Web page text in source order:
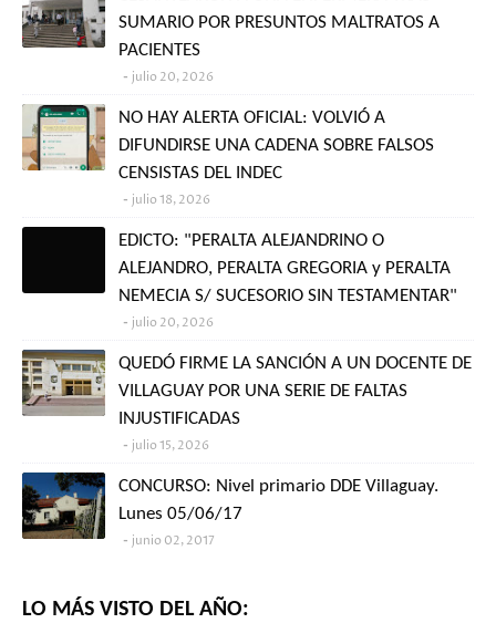
SUMARIO POR PRESUNTOS MALTRATOS A
PACIENTES
julio 20, 2026
NO HAY ALERTA OFICIAL: VOLVIÓ A
DIFUNDIRSE UNA CADENA SOBRE FALSOS
CENSISTAS DEL INDEC
julio 18, 2026
EDICTO: "PERALTA ALEJANDRINO O
ALEJANDRO, PERALTA GREGORIA y PERALTA
NEMECIA S/ SUCESORIO SIN TESTAMENTAR"
julio 20, 2026
QUEDÓ FIRME LA SANCIÓN A UN DOCENTE DE
VILLAGUAY POR UNA SERIE DE FALTAS
INJUSTIFICADAS
julio 15, 2026
CONCURSO: Nivel primario DDE Villaguay.
Lunes 05/06/17
junio 02, 2017
LO MÁS VISTO DEL AÑO: